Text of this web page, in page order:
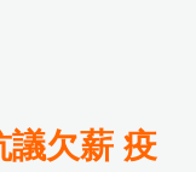
議欠薪 疫